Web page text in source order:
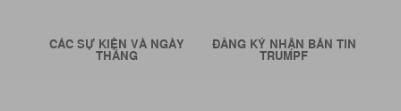
CÁC SỰ KIỆN VÀ NGÀY
THÁNG
ĐĂNG KÝ NHẬN BẢN TIN
TRUMPF